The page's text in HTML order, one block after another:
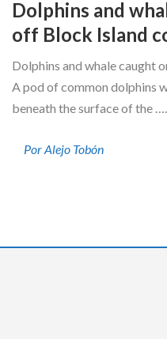
Dolphins and
off Block Island
Dolphins and whale caught
A pod of common dolphins
beneath the surface of the
Por Alejo Tobón